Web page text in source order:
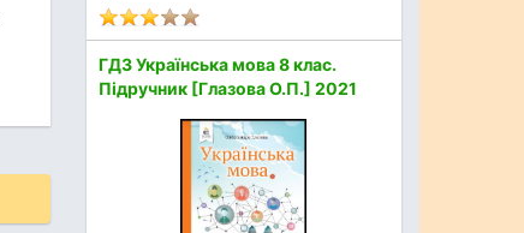
ГДЗ Українська мова 8 клас.
Підручник [Глазова О.П.] 2021